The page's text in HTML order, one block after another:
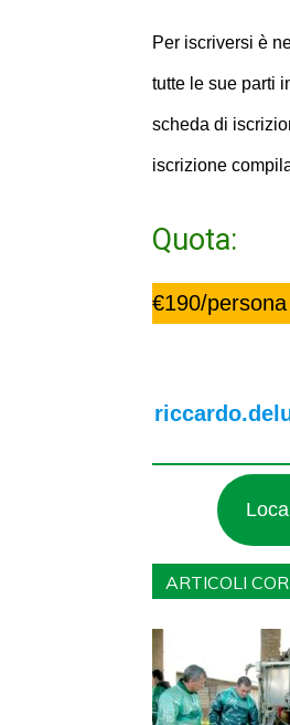
Per iscriversi è
tutte le sue parti
scheda di
iscrizione
Quota:
€190/
ARTICOLI